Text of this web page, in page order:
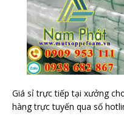
Giá sỉ trực tiếp tại xưởng
hàng trực tuyến qua số